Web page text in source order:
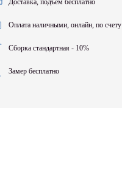
Доставка, подъем бесплатно
Оплата наличными, онлайн, по счету
Сборка стандартная - 10%
Замер бесплатно